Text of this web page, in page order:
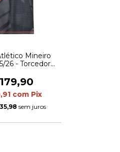
Mineiro
26 - Torcedor
em amarelo e
laranja
com Pix
sem juros